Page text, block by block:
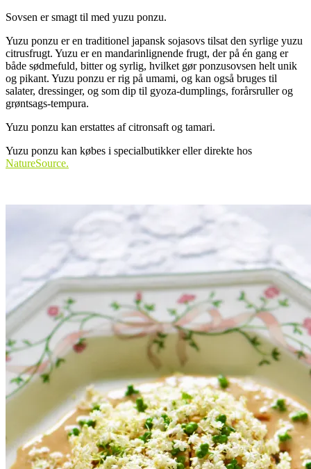
Sovsen er smagt til med yuzu ponzu.
Yuzu ponzu er en traditionel japansk sojasovs tilsat den syrlige yuzu
citrusfrugt. Yuzu er en mandarinlignende frugt, der på én gang er
både sødmefuld, bitter og syrlig, hvilket gør ponzusovsen helt unik
og pikant. Yuzu ponzu er rig på umami, og kan også bruges til
salater, dressinger, og som dip til gyoza-dumplings, forårsruller og
grøntsags-tempura.
Yuzu ponzu kan erstattes af citronsaft og tamari.
Yuzu ponzu kan købes i specialbutikker eller direkte hos
NatureSource.